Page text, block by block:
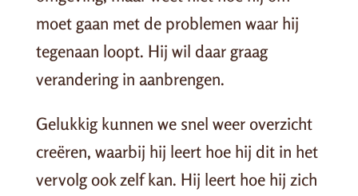
moet gaan met de problemen waar hij
tegenaan loopt. Hij wil daar graag
verandering in aanbrengen.
Gelukkig kunnen we snel weer overzicht
creëren, waarbij hij leert hoe hij dit in het
vervolg ook zelf kan. Hij leert hoe hij zich